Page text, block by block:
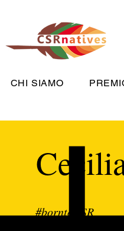
CHI SIAMO
#borntoCSR